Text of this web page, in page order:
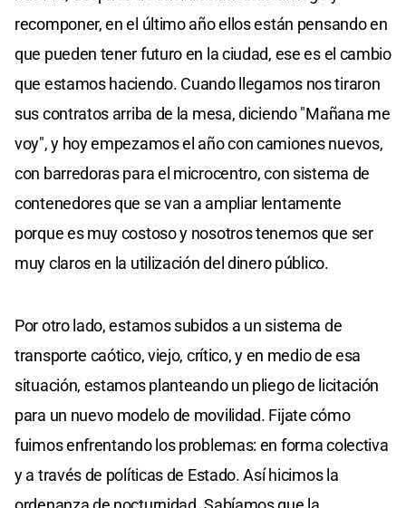
recomponer, en el último año ellos están pensando en
que pueden tener futuro en la ciudad, ese es el cambio
que estamos haciendo. Cuando llegamos nos tiraron
sus contratos arriba de la mesa, diciendo "Mañana me
voy", y hoy empezamos el año con camiones nuevos,
con barredoras para el microcentro, con sistema de
contenedores que se van a ampliar lentamente
porque es muy costoso y nosotros tenemos que ser
muy claros en la utilización del dinero público.
Por otro lado, estamos subidos a un sistema de
transporte caótico, viejo, crítico, y en medio de esa
situación, estamos planteando un pliego de licitación
para un nuevo modelo de movilidad. Fijate cómo
fuimos enfrentando los problemas: en forma colectiva
y a través de políticas de Estado. Así hicimos la